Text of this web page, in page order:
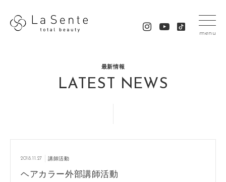
menu
最新情報
LATEST NEWS
2018.11.27 講師活動
ヘアカラー外部講師活動